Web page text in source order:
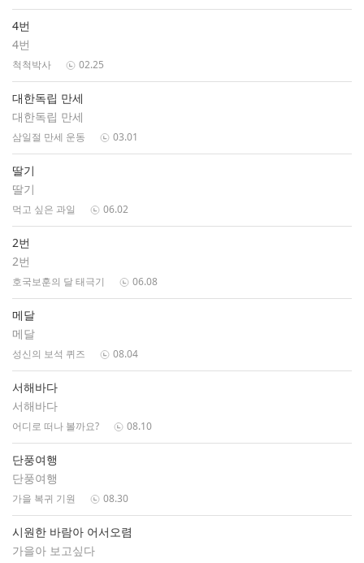
4번
4번
척척박사 02.25
대한독립 만세
대한독립 만세
삼일절 만세 운동 03.01
딸기
딸기
먹고 싶은 과일 06.02
2번
2번
호국보훈의 달 태극기 06.08
메달
메달
성신의 보석 퀴즈 08.04
서해바다
서해바다
어디로 떠나 볼까요? 08.10
단풍여행
단풍여행
가을 복귀 기원 08.30
시원한 바람아 어서오렴
가을아 보고싶다